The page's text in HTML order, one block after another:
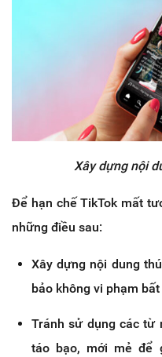
​Xây dựng nội
Để hạn chế TikTok mất
những điều sau:
Xây dựng nội dung
bảo không vi phạm
Tránh sử dụng các từ
táo bạo, mới mẻ để